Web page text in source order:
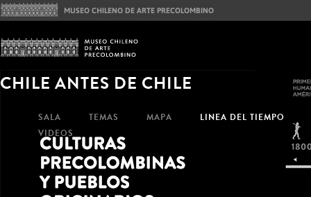
CHILE ANTES DE CHILE
SALA TEMAS MAPA
LINEA DEL TIEMPO
VIDEOS